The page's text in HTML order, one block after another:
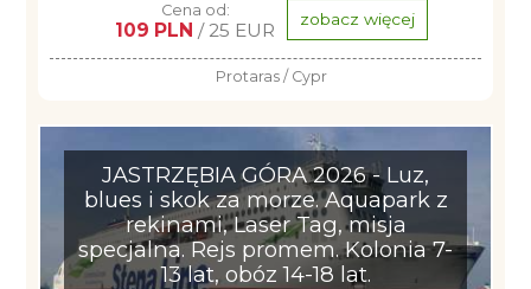
Cena od:
109 PLN / 25 EUR zobacz więcej
Protaras / Cypr
JASTRZĘBIA GÓRA 2026 - Luz,
blues i skok za morze. Aquapark z
rekinami, Laser Tag, misja
specjalna. Rejs promem. Kolonia 7-
13 lat, obóz 14-18 lat.